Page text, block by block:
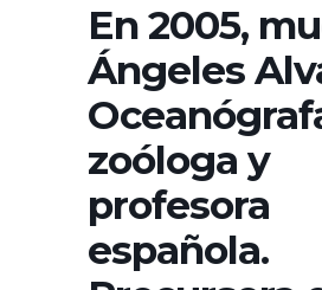
En 2005,
Ángeles
zoóloga y
profesora
española.